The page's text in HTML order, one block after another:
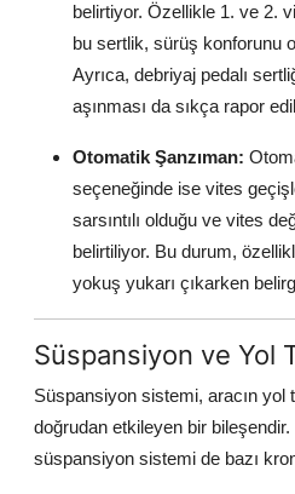
belirtiyor. Özellikle 1. ve 2.
bu sertlik, sürüş konforunu
Ayrıca, debriyaj pedalı
aşınması da sıkça rapor
Otomatik Şanzıman:
seçeneğinde ise vites
sarsıntılı olduğu ve vites
belirtiliyor. Bu durum,
yokuş yukarı çıkarken
Süspansiyon ve Yol
Süspansiyon sistemi, aracın yol
doğrudan etkileyen bir bileşendir.
süspansiyon sistemi de bazı